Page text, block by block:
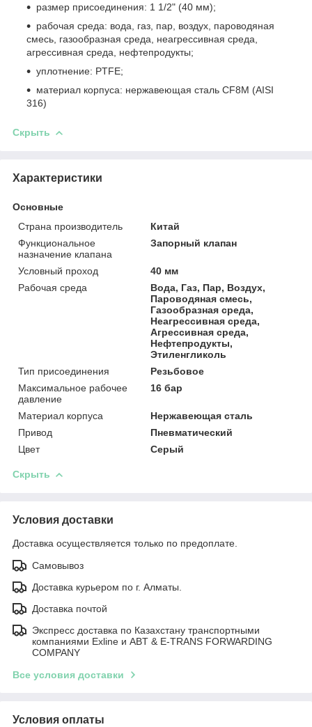
размер присоединения: 1 1/2" (40 мм);
рабочая среда: вода, газ, пар, воздух, пароводяная
смесь, газообразная среда, неагрессивная среда,
агрессивная среда, нефтепродукты;
уплотнение: PTFE;
материал корпуса: нержавеющая сталь CF8M (AISI
316)
Скрыть
Характеристики
Основные
Страна производитель
Китай
Функциональное
назначение клапана
Запорный клапан
Условный проход
40 мм
Рабочая среда
Вода, Газ, Пар, Воздух,
Пароводяная смесь,
Газообразная среда,
Неагрессивная среда,
Агрессивная среда,
Нефтепродукты,
Этиленгликоль
Тип присоединения
Резьбовое
Максимальное рабочее
давление
16 бар
Материал корпуса
Нержавеющая сталь
Привод
Пневматический
Цвет
Серый
Скрыть
Условия доставки
Доставка осуществляется только по предоплате.
Самовывоз
Доставка курьером по г. Алматы.
Доставка почтой
Экспресс доставка по Казахстану транспортными
компаниями Exline и ABT & E-TRANS FORWARDING
COMPANY
Все условия доставки
Условия оплаты